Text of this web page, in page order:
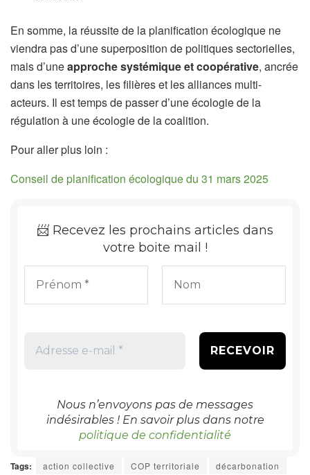
En somme, la réussite de la planification écologique ne
viendra pas d’une superposition de politiques sectorielles,
mais d’uneapproche systémique et coopérative, ancrée
dans les territoires, les filières et les alliances multi-
acteurs. Il est temps de passer d’une écologie de la
régulation à une écologie de la coalition.
Pour aller plus loin :
Conseil de planification écologique du 31 mars 2025
📨 Recevez les prochains articles dans
votre boite mail !
Nous n’envoyons pas de messages
indésirables ! En savoir plus dans notre
politique de confidentialité
Tags: action collective COP territoriale
décarbonation